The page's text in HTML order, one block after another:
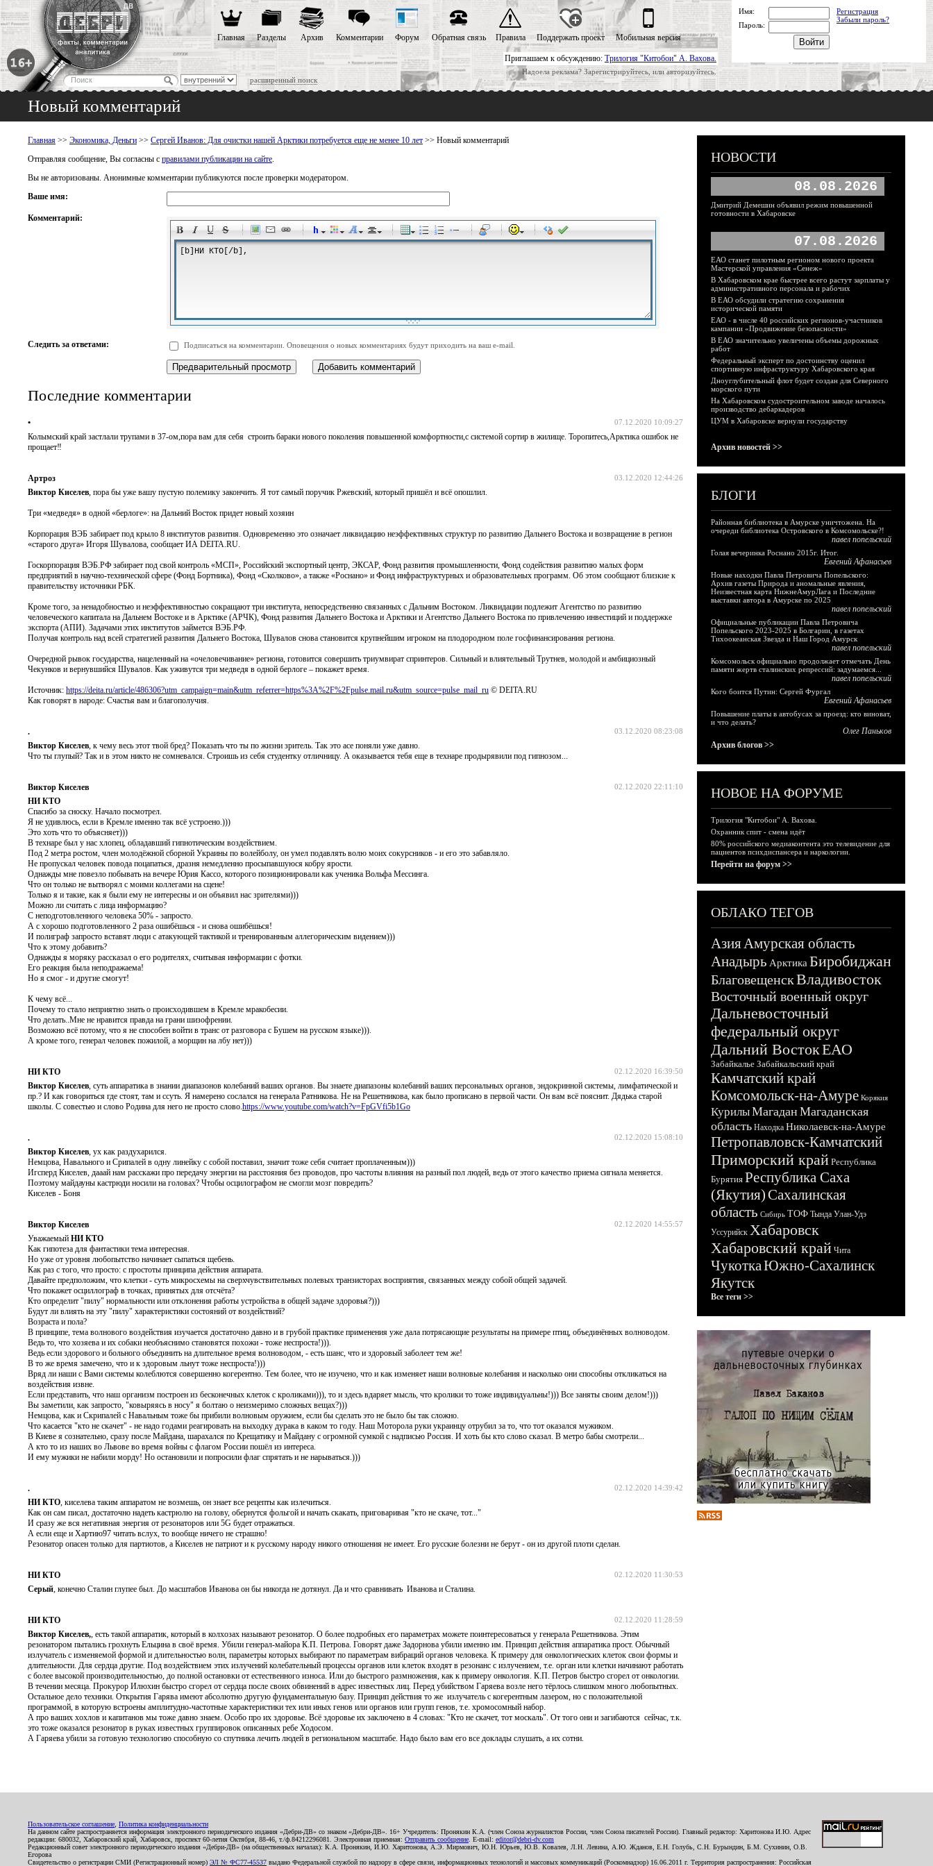
Приглашаем к обсуждению: Трилогия "Китобои" А. Вахова.
Надоела реклама? Зарегистрируйтесь, или авторизуйтесь.
расширенный поиск
Главная Разделы Архив Комментарии Форум Обратная связь Правила Поддержать проект Мобильная версия
Имя:
Регистрация
Забыли пароль?
Пароль:
Новый комментарий
Главная >> Экономика, Деньги >> Сергей Иванов: Для очистки нашей Арктики потребуется еще не менее 10 лет >> Новый комментарий
Отправляя сообщение, Вы согласны с правилами публикации на сайте.
Вы не авторизованы. Анонимные комментарии публикуются после проверки модератором.
Ваше имя:
Комментарий:
-
-
-
-
-
-
-
-
-
-
-
-
-
-
-
-
-
-
-
-
-
-
-
-
-
-
-
-
Следить за ответами: Подписаться на комментарии. Оповещения о новых комментариях будут приходить на ваш e-mail.
Последние комментарии
07.12.2020 10:09:27
•
Колымский край застлали трупами в 37-ом,пора вам для себя строить бараки нового поколения повышенной комфортности,с системой сортир в жилище. Торопитесь,Арктика ошибок не
прощает‼️
03.12.2020 12:44:26
Артроз
Виктор Киселев , пора бы уже вашу пустую полемику закончить. Я тот самый поручик Ржевский, который пришёл и всё опошлил.
Три «медведя» в одной «берлоге»: на Дальний Восток придет новый хозяин
Корпорация ВЭБ забирает под крыло 8 институтов развития. Одновременно это означает ликвидацию неэффективных структур по развитию Дальнего Востока и возвращение в регион
«старого друга» Игоря Шувалова, сообщает ИА DEITA.RU.
Госкорпорация ВЭБ.РФ забирает под свой контроль «МСП», Российский экспортный центр, ЭКСАР, Фонд развития промышленности, Фонд содействия развитию малых форм
предприятий в научно-технической сфере (Фонд Бортника), Фонд «Сколково», а также «Роснано» и Фонд инфраструктурных и образовательных программ. Об этом сообщают близкие к
правительству источники РБК.
Кроме того, за ненадобностью и неэффективностью сокращают три института, непосредственно связанных с Дальним Востоком. Ликвидации подлежит Агентство по развитию
человеческого капитала на Дальнем Востоке и в Арктике (АРЧК), Фонд развития Дальнего Востока и Арктики и Агентство Дальнего Востока по привлечению инвестиций и поддержке
экспорта (АПИ). Задачами этих институтов займется ВЭБ.РФ.
Получая контроль над всей стратегией развития Дальнего Востока, Шувалов снова становится крупнейшим игроком на плодородном поле госфинансирования региона.
Очередной рывок государства, нацеленный на «очеловечивание» региона, готовится совершить триумвират спринтеров. Сильный и влиятельный Трутнев, молодой и амбициозный
Чекунков и вернувшийся Шувалов. Как уживутся три медведя в одной берлоге – покажет время.
Источник: https://deita.ru/article/486306?utm_campaign=main&utm_referrer=https%3A%2F%2Fpulse.mail.ru&utm_source=pulse_mail_ru © DEITA.RU
Как говорят в народе: Счастья вам и благополучия.
03.12.2020 08:23:08
.
Виктор Киселев , к чему весь этот твой бред? Показать что ты по жизни зритель. Так это асе поняли уже давно.
Что ты глупый? Так и в этом никто не сомневался. Строишь из себя студентку отличницу. А оказывается тебя еще в технаре продырявили под гипнозом...
02.12.2020 22:11:10
Виктор Киселев
НИ КТО
Спасибо за сноску. Начало посмотрел.
Я не удивлюсь, если в Кремле именно так всё устроено.)))
Это хоть что то объясняет)))
В технаре был у нас хлопец, обладавший гипнотическим воздействием.
Под 2 метра ростом, член молодёжной сборной Украины по волейболу, он умел подавлять волю моих сокурсников - и его это забавляло.
Не пропускал человек повода поцапаться, дразня немедленно просыпавшуюся кобру ярости.
Однажды мне повезло побывать на вечере Юрия Кассо, которого позиционировали как ученика Вольфа Мессинга.
Что он только не вытворял с моими коллегами на сцене!
Только я и такие, как я были ему не интересны и он объявил нас зрителями)))
Можно ли считать с лица информацию?
С неподготовленного человека 50% - запросто.
А с хорошо подготовленного 2 раза ошибёшься - и снова ошибёшься!
И полиграф запросто вставят люди с атакующей тактикой и тренированным аллегорическим видением)))
Что к этому добавить?
Однажды я моряку рассказал о его родителях, считывая информации с фотки.
Его реакция была неподражаема!
Но я смог - и другие смогут!
К чему всё...
Почему то стало неприятно знать о происходившем в Кремле мракобесии.
Что делать..Мне не нравится правда на грани шизофрении.
Возможно всё потому, что я не способен войти в транс от разговора с Бушем на русском языке))).
А кроме того, генерал человек пожилой, а морщин на лбу нет)))
02.12.2020 16:39:50
НИ КТО
Виктор Киселев , суть аппаратика в знании диапазонов колебаний ваших органов. Вы знаете диапазоны колебаний ваших персональных органов, эндокринной системы, лимфатической и
пр.? И как говориться где стоят, там и ссуть. Я намерено сослался на генерала Ратникова. Не на Решетникова, как было прописано в первой части. Он вам всё пояснит. Дядька старой
школы. С совестью и слово Родина для него не просто слово. https://www.youtube.com/watch?v=FpGVfi5b1Go
02.12.2020 15:08:10
.
Виктор Киселев , ух как раздухарился.
Немцова, Навального и Срипалей в одну линейку с собой поставил, значит тоже себя считает проплаченным)))
Игсперд Киселев, дааай нам расскажи про передачу энергии на расстояния без проводов, про частоты влияния на разный пол людей, ведь от этого качество приема сигнала меняется.
Поэтому майдауны кастрюди носили на головах? Чтобы осцилографом не смогли мозг повредить?
Киселев - Боня
02.12.2020 14:55:57
Виктор Киселев
Уважаемый НИ КТО
Как гипотеза для фантастики тема интересная.
Но уже от уровня любопытство начинает сыпаться щебень.
Как раз с того, что просто: с простоты принципа действия аппарата.
Давайте предположим, что клетки - суть микросхемы на сверхчувствительных полевых транзисторах восприятия, связанных между собой общей задачей.
Что покажет осциллограф в точках, принятых для отсчёта?
Кто определит "пилу" нормальности или отклонения работы устройства в общей задаче здоровья?)))
Будут ли влиять на эту "пилу" характеристики состояний от воздействий?
Возраста и пола?
В принципе, тема волнового воздействия изучается достаточно давно и в грубой практике применения уже дала потрясающие результаты на примере птиц, объединённых волноводом.
Ведь то, что хозяева и их собаки необъяснимо становятся похожи - тоже неспроста!))).
Ведь если здорового и больного объединить на длительное время волноводом, - есть шанс, что и здоровый заболеет тем же!
В то же время замечено, что и к здоровым льнут тоже неспроста!)))
Вряд ли наши с Вами системы колеблются совершенно когерентно. Тем более, что не изучено, что и как изменяет наши волновые колебания и насколько они способны откликаться на
воздействия извне.
Если представить, что наш организм построен из бесконечных клеток с кроликами))), то и здесь вдаряет мысль, что кролики то тоже индивидуальны!))) Все заняты своим делом!)))
Вы заметили, как запросто, "ковыряясь в носу" я болтаю о неизмеримо сложных вещах?)))
Немцова, как и Скрипалей с Навальным тоже бы прибили волновым оружием, если бы сделать это не было бы так сложно.
Что касается "кто не скачет" - не надо годами реагировать на выходку дурака в каком то году. Наш Моторола руки украинцу отрубил за то, что тот оказался мужиком.
В Киеве я сознательно, сразу после Майдана, шарахался по Крещатику и Майдану с огромной сумкой с надписью Россия. И хоть бы кто слово сказал. В метро бабы смотрели...
А кто то из наших во Львове во время войны с флагом России пошёл из интереса.
И ему мужики не набили морду! Но остановили и попросили флаг спрятать и не нарываться.)))
02.12.2020 14:39:42
.
НИ КТО , киселева таким аппаратом не возмешь, он знает все рецепты как излечиться.
Как он сам писал, достаточно надеть кастрюлю на голову, обернутся фольгой и начать скакать, приговаривая "кто не скаче, тот..."
И сразу же вся негативная энергия от резонаторов или 5G будет отражаться.
А если еще и Хартию97 читать вслух, то вообще ничего не страшно!
Резонатор опасен только для партиотов, а Киселев не патриот и к русскому народу никого отношения не имеет. Его русские болезни не берут - он из другой плоти сделан.
02.12.2020 11:30:53
НИ КТО
Серый , конечно Сталин глупее был. До масштабов Иванова он бы никогда не дотянул. Да и что сравнивать Иванова и Сталина.
02.12.2020 11:28:59
НИ КТО
Виктор Киселев, , есть такой аппаратик, который в колхозах называют резонатор. О более подробных его параметрах можете поинтересоваться у генерала Решетникова. Этим
резонатором пытались грохнуть Ельцина в своё время. Убили генерал-майора К.П. Петрова. Говорят даже Задорнова убили именно им. Принцип действия аппаратика прост. Обычный
излучатель с изменяемой формой и длительностью волн, параметры которых выбирают по параметрам вибраций органов человека. К примеру для онкологических клеток свои формы и
длительности. Для сердца другие. Под воздействием этих излучений колебательный процессы органов или клеток входят в резонанс с излучением, т.е. орган или клетки начинают работать
с более высокой производительностью, до полной остановки от естественного износа. Или до быстрого размножения, как к примеру онкология. К.П. Петров быстро сгорел от онкологии.
В течении месяца. Прокурор Илюхин быстро сгорел от сердца после своих обвинений в адрес известных лиц. Перед убийством Гаряева возле него тёрлось слишком много любопытных.
Остальное дело техники. Открытия Гарява имеют абсолютно другую фундаментальную базу. Принцип действия то же излучатель с когерентным лазером, но с положительной
программой, в которую встроены амплитудно-частотные характеристики тех или иных генов или органов или групп генов, т.е. хромосомный набор.
А про ваших хохлов и капитанов мы тоже давно знаем. Особо про их здоровье. Всё здоровье их заключено в 4 словах: "Кто не скачет, тот москаль". От того они и загибаются сейчас, т.к.
это тоже оказался резонатор в руках известных группировок описанных ребе Ходосом.
А Гаряева убили за готовую технологию способную со спутника лечить людей в региональном масштабе. Надо было вам его все доклады слушать, а их сотни.
НОВОСТИ
08.08.2026
Дмитрий Демешин объявил режим повышенной
готовности в Хабаровске
07.08.2026
ЕАО станет пилотным регионом нового проекта
Мастерской управления «Сенеж»
В Хабаровском крае быстрее всего растут зарплаты у
административного персонала и рабочих
В ЕАО обсудили стратегию сохранения
исторической памяти
ЕАО - в числе 40 российских регионов-участников
кампании «Продвижение безопасности»
В ЕАО значительно увеличены объемы дорожных
работ
Федеральный эксперт по достоинству оценил
спортивную инфраструктуру Хабаровского края
Дноуглубительный флот будет создан для Северного
морского пути
На Хабаровском судостроительном заводе началось
производство дебаркадеров
ЦУМ в Хабаровске вернули государству
Архив новостей >>
БЛОГИ
Районная библиотека в Амурске уничтожена. На
очереди библиотека Островского в Комсомольске?!
павел попельский
Голая вечеринка Роснано 2015г. Итог.
Евгений Афанасьев
Новые находки Павла Петровича Попельского:
Архив газеты Природа и аномальные явления,
Неизвестная карта НижнеАмурЛага и Последние
выставки автора в Амурске по 2025
павел попельский
Официальные публикации Павла Петровича
Попельского 2023-2025 в Болгарии, в газетах
Тихоокеанская Звезда и Наш Город Амурск
павел попельский
Комсомольск официально продолжает отмечать День
памяти жертв сталинских репрессий: задумаемся...
павел попельский
Кого боится Путин: Сергей Фургал
Евгений Афанасьев
Повышение платы в автобусах за проезд: кто виноват,
и что делать?
Олег Паньков
Архив блогов >>
НОВОЕ НА ФОРУМЕ
Трилогия "Китобои" А. Вахова.
Охранник спит - смена идёт
80% российского медиаконтента это телевидение для
пациентов психдиспансера и наркологии.
Перейти на форум >>
ОБЛАКО ТЕГОВ
АзияАмурская область
Анадырь Арктика Биробиджан
БлаговещенскВладивосток
Восточный военный округ
Дальневосточный
федеральный округ
Дальний ВостокЕАО
Забайкалье Забайкальский край
Камчатский край
Комсомольск-на-Амуре Корякия
КурилыМагадан Магаданская
область Находка Николаевск-на-Амуре
Петропавловск-Камчатский
Приморский край Республика
Бурятия Республика Саха
(Якутия)Сахалинская
область Сибирь ТОФ Тында Улан-Удэ
Уссурийск Хабаровск
Хабаровский край Чита
ЧукоткаЮжно-Сахалинск
Якутск
Все теги >>
Пользовательское соглашение Политика конфиденциальности
На данном сайте распространяется информация электронного периодического издания «Дебри-ДВ» со знаком «Дебри-ДВ». 16+ Учредитель: Пронякин К.А. (член Союза журналистов России, член Союза писателей России). Главный редактор: Харитонова И.Ю. Адрес
редакции: 680032, Хабаровский край, Хабаровск, проспект 60-летия Октября, 88-46, т./ф.84212296081. Электронная приемная: Отправить сообщение . E-mail: editor@debri-dv.com
Редакционный совет электронного периодического издания «Дебри-ДВ» (на общественных началах): К.А. Пронякин, И.Ю. Харитонова, А.Э. Мирмович, Ю.Н. Юрьев, Ю.В. Ковалев, Л.Н. Левина, А.Ю. Жданов, Е.Н. Голубь, С.Н. Бурындин, Б.М. Сухинин, О.В.
Егорова
Свидетельство о регистрации СМИ (Регистрационный номер) ЭЛ № ФС77-45537 выдано Федеральной службой по надзору в сфере связи, информационных технологий и массовых коммуникаций (Роскомнадзор) 16.06.2011 г. Территория распространения: Российская